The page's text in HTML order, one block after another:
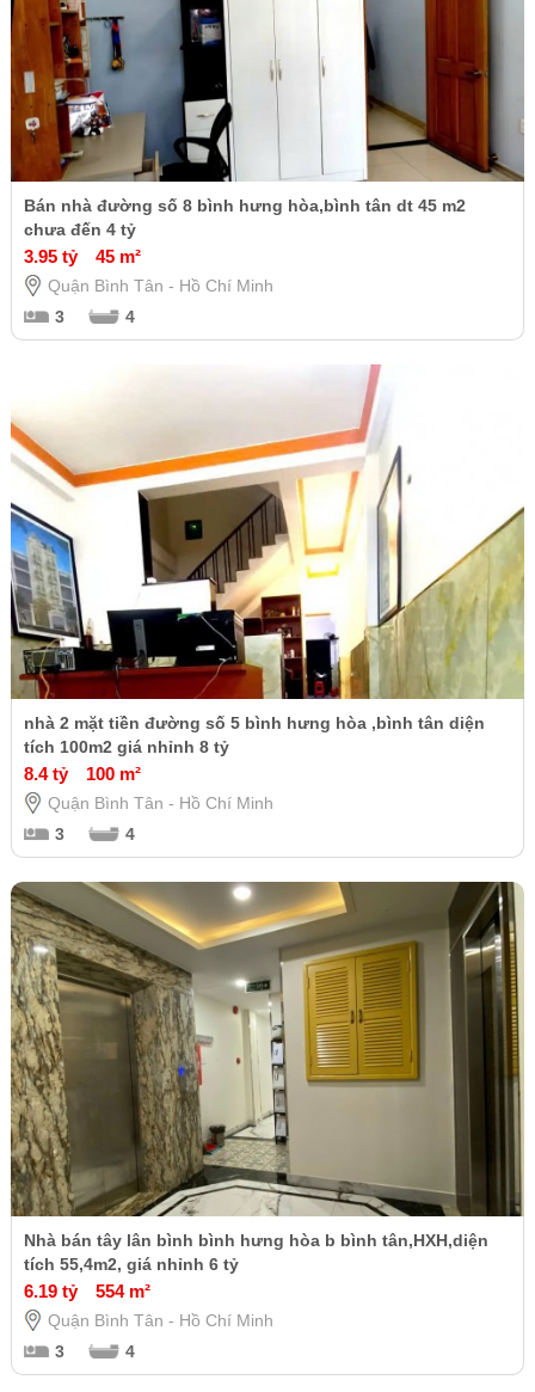
Bán nhà đường số 8 bình hưng hòa,bình tân dt 45 m2
chưa đến 4 tỷ
3.95 tỷ 45 m²
Quận Bình Tân - Hồ Chí Minh
3
4
nhà 2 mặt tiền đường số 5 bình hưng hòa ,bình tân diện
tích 100m2 giá nhỉnh 8 tỷ
8.4 tỷ 100 m²
Quận Bình Tân - Hồ Chí Minh
3
4
Nhà bán tây lân bình bình hưng hòa b bình tân,HXH,diện
tích 55,4m2, giá nhỉnh 6 tỷ
6.19 tỷ 554 m²
Quận Bình Tân - Hồ Chí Minh
3
4